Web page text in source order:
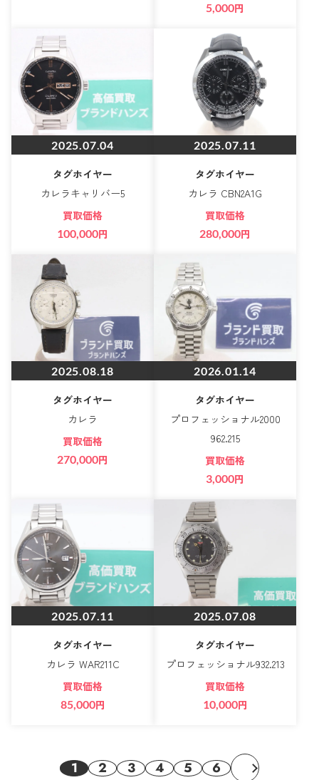
5,000円
2025.07.04
タグホイヤー
カレラキャリバー5
買取価格
100,000円
2025.07.11
タグホイヤー
カレラ CBN2A1G
買取価格
280,000円
2025.08.18
タグホイヤー
カレラ
買取価格
270,000円
2026.01.14
タグホイヤー
プロフェッショナル2000
962.215
買取価格
3,000円
2025.07.11
タグホイヤー
カレラ WAR211C
買取価格
85,000円
2025.07.08
タグホイヤー
プロフェッショナル932.213
買取価格
10,000円
1 2 3 4 5 6